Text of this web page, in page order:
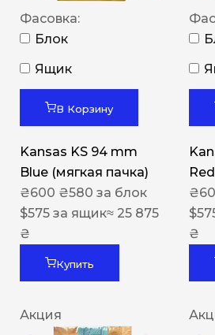
Фасовка:
Блок
Ящик
В Корзину
Kansas KS 94 mm
Blue (мягкая пачка)
₴600 ₴580 за блок
$575 за ящик≈ 25 875
₴
Купить
₴
$
₴
Акция